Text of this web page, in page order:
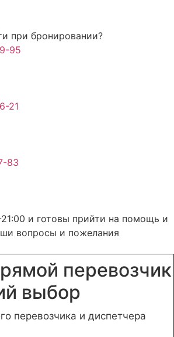
при бронировании?
95
21
83
и готовы прийти на помощь и
вопросы и пожелания
перевозчик
выбор
перевозчика и диспетчера